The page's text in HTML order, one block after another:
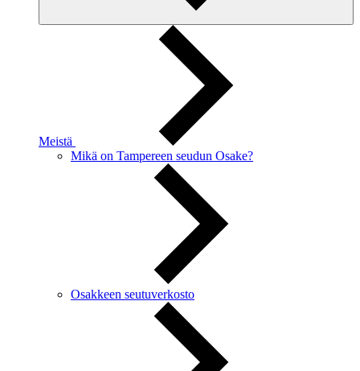
Meistä
Mikä on Tampereen seudun Osake?
Osakkeen seutuverkosto